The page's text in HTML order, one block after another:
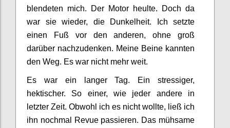
blendeten mich. Der Motor heulte. Doch da
war sie wieder, die Dunkelheit. Ich setzte
einen Fuß vor den anderen, ohne groß
darüber nachzudenken. Meine Beine kannten
den Weg. Es war nicht mehr weit.
Es war ein langer Tag. Ein stressiger,
hektischer. So einer, wie jeder andere in
letzter Zeit. Obwohl ich es nicht wollte, ließ ich
ihn nochmal Revue passieren. Das mühsame